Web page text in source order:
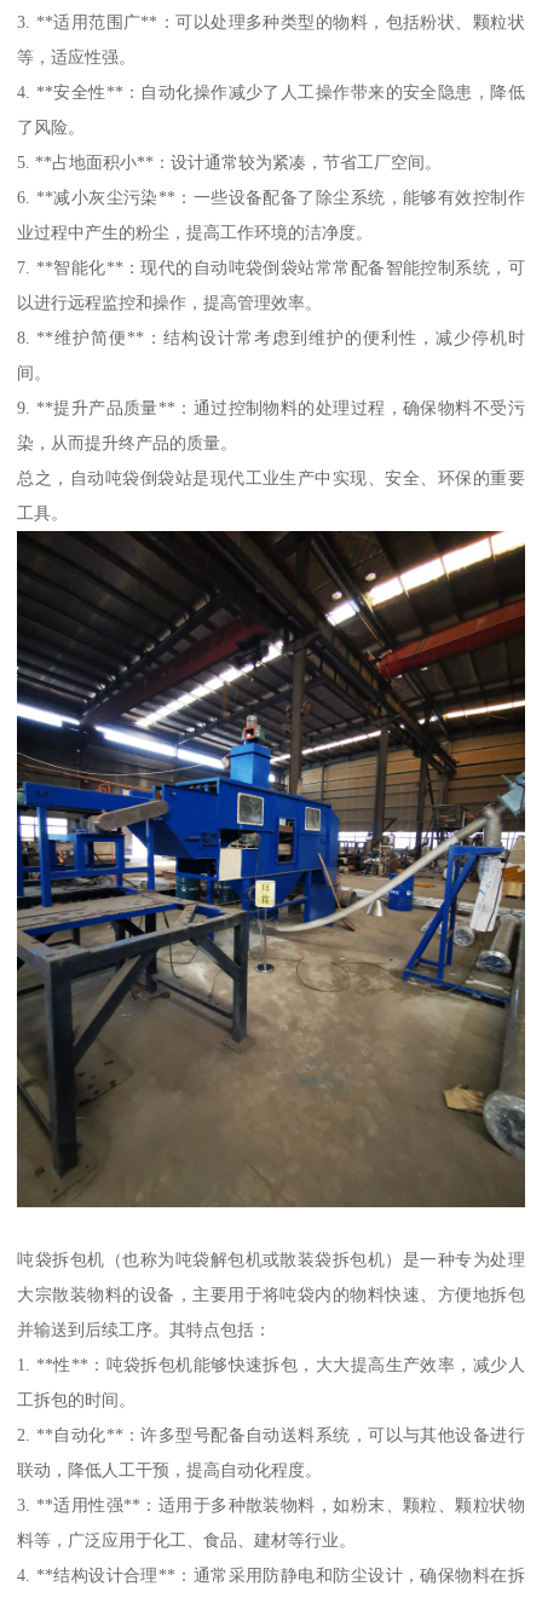
3. **适用范围广**：可以处理多种类型的物料，包括粉状、颗粒状
等，适应性强。
4. **安全性**：自动化操作减少了人工操作带来的安全隐患，降低
了风险。
5. **占地面积小**：设计通常较为紧凑，节省工厂空间。
6. **减小灰尘污染**：一些设备配备了除尘系统，能够有效控制作
业过程中产生的粉尘，提高工作环境的洁净度。
7. **智能化**：现代的自动吨袋倒袋站常常配备智能控制系统，可
以进行远程监控和操作，提高管理效率。
8. **维护简便**：结构设计常考虑到维护的便利性，减少停机时
间。
9. **提升产品质量**：通过控制物料的处理过程，确保物料不受污
染，从而提升终产品的质量。
总之，自动吨袋倒袋站是现代工业生产中实现、安全、环保的重要
工具。
吨袋拆包机（也称为吨袋解包机或散装袋拆包机）是一种专为处理
大宗散装物料的设备，主要用于将吨袋内的物料快速、方便地拆包
并输送到后续工序。其特点包括：
1. **性**：吨袋拆包机能够快速拆包，大大提高生产效率，减少人
工拆包的时间。
2. **自动化**：许多型号配备自动送料系统，可以与其他设备进行
联动，降低人工干预，提高自动化程度。
3. **适用性强**：适用于多种散装物料，如粉末、颗粒、颗粒状物
料等，广泛应用于化工、食品、建材等行业。
4. **结构设计合理**：通常采用防静电和防尘设计，确保物料在拆